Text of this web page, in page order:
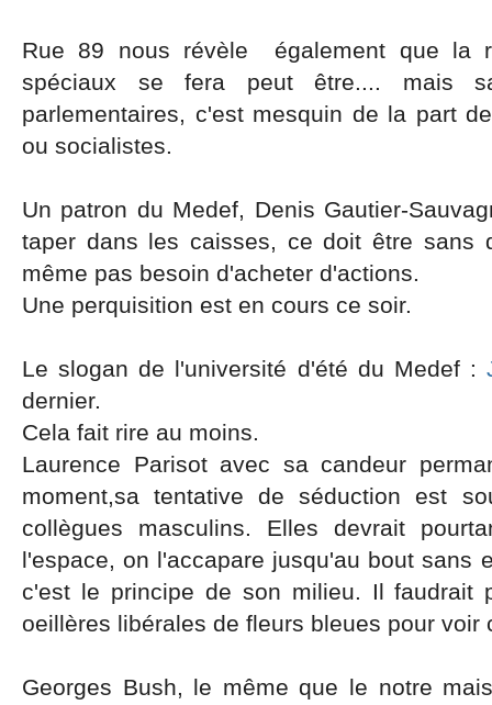
Rue 89 nous révèle également que la
spéciaux se fera peut être.... mais
parlementaires, c'est mesquin de la part
ou socialistes.
Un patron du Medef, Denis Gautier-
taper dans les caisses, ce doit être sans
même pas besoin d'acheter d'actions.
Une perquisition est en cours ce soir.
Le slogan de l'université d'été du Medef :
dernier.
Cela fait rire au moins.
Laurence Parisot avec sa candeur
moment,sa tentative de séduction est
collègues masculins. Elles devrait
l'espace, on l'accapare jusqu'au bout sans
c'est le principe de son milieu. Il faudrait
oeillères libérales de fleurs bleues pour voir
Georges Bush, le même que le notre